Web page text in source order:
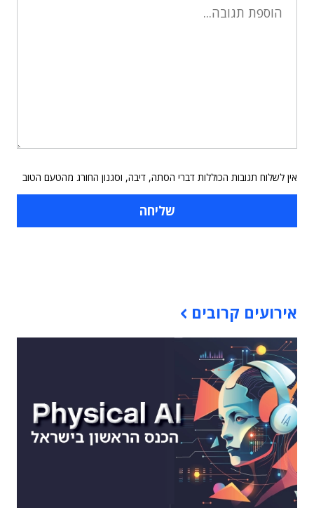
אין לשלוח תגובות הכוללות דברי הסתה, דיבה, וסגנון החורג מהטעם הטוב
אירועים קרובים